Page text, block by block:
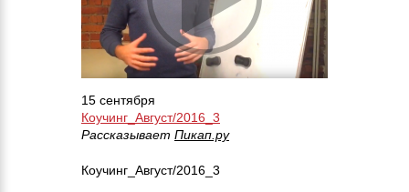
15 сентября
Коучинг_Август/2016_3
Рассказывает Пикап.ру
Коучинг_Август/2016_3